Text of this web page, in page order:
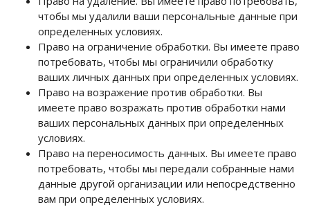
чтобы мы удалили ваши персональные данные при
определенных условиях.
Право на ограничение обработки. Вы имеете право
потребовать, чтобы мы ограничили обработку
ваших личных данных при определенных условиях.
Право на возражение против обработки. Вы
имеете право возражать против обработки нами
ваших персональных данных при определенных
условиях.
Право на переносимость данных. Вы имеете право
потребовать, чтобы мы передали собранные нами
данные другой организации или непосредственно
вам при определенных условиях.